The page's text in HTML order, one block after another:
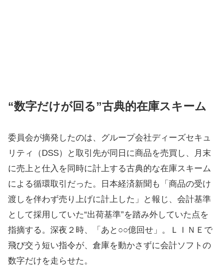
“数字だけが回る”古典的在庫スキーム
委員会が摘発したのは、グループ会社ディーズセキュ
リティ（DSS）と取引先が同日に商品を売買し、月末
に売上と仕入を同時に計上する古典的な在庫スキーム
による循環取引だった。日本経済新聞も「商品の受け
渡しを伴わず売り上げに計上した」と報じ、会計基準
として採用していた“出荷基準”を踏み外していた点を
指摘する。深夜２時、「あと○○億回せ」。ＬＩＮＥで
飛び交う短い指令が、倉庫を動かさずに会計ソフトの
数字だけを走らせた。